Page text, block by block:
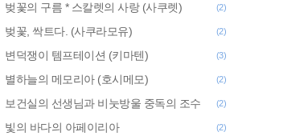
벚꽃의 구름 * 스칼렛의 사랑 (사쿠렛) (2)
벚꽃, 싹트다. (사쿠라모유) (2)
변덕쟁이 템프테이션 (키마텐) (3)
별하늘의 메모리아 (호시메모) (2)
보건실의 선생님과 비눗방울 중독의 조수 (2)
빛의 바다의 아페이리아 (2)